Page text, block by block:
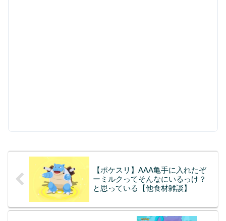
【ポケスリ】AAA亀手に入れたぞ
ーミルクってそんなにいるっけ？
と思っている【他食材雑談】